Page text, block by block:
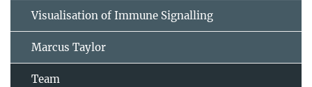
Visualisation of Immune Signalling
Marcus Taylor
Team